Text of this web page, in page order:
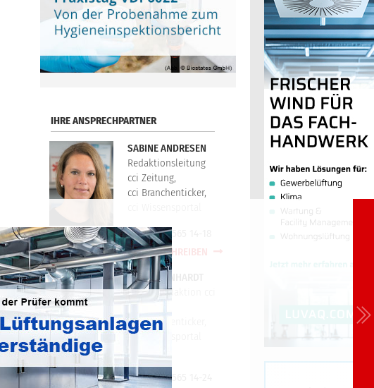
IHRE ANSPRECHPARTNER
SABINE ANDRESEN
Redaktionsleitung
cci Zeitung,
cci Branchenticker,
+49(0)721/565 14-18
E-MAIL SCHREIBEN
PETER REINHARDT
Technikredaktion cci
Zeitung,
cci Branchenticker,
cci Wissensportal
+49(0)721/565 14-24